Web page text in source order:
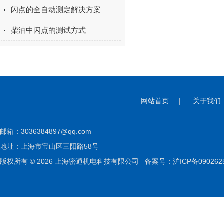
闪点的全自动测定解决方案
柴油中闪点的测试方式
网站首页 | 关于我们
邮箱： 3036384897@qq.com
地址：上海市宝山区三阳路58号
版权所有 © 2026 上海密通机电科技有限公司 备案号：沪ICP备